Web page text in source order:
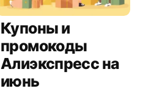
Купоны и
промокоды
Алиэкспресс на
июнь